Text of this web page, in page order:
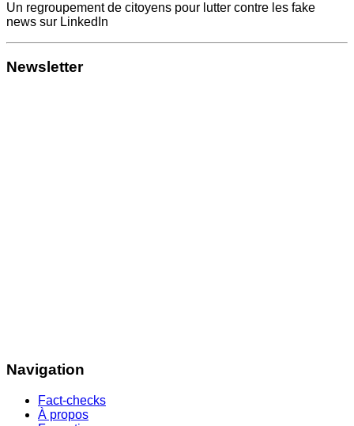
Un regroupement de citoyens pour lutter contre les fake
news sur LinkedIn
Newsletter
Navigation
Fact-checks
À propos